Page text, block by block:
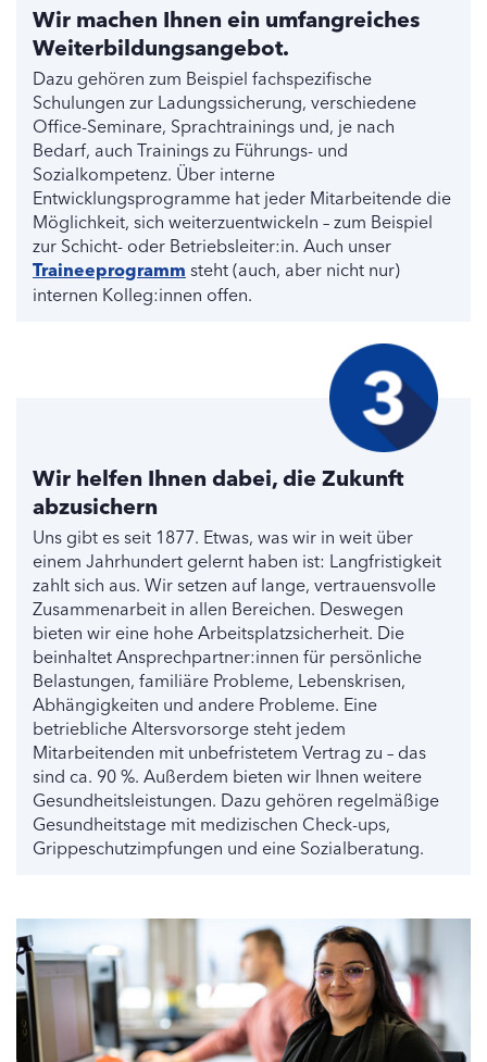
Wir machen Ihnen ein umfangreiches
Weiterbildungsangebot.
Dazu gehören zum Beispiel fachspezifische
Schulungen zur Ladungssicherung, verschiedene
Office-Seminare, Sprachtrainings und, je nach
Bedarf, auch Trainings zu Führungs- und
Sozialkompetenz. Über interne
Entwicklungsprogramme hat jeder Mitarbeitende die
Möglichkeit, sich weiterzuentwickeln – zum Beispiel
zur Schicht- oder Betriebsleiter:in. Auch unser
Traineeprogramm steht (auch, aber nicht nur)
internen Kolleg:innen offen.
Wir helfen Ihnen dabei, die Zukunft
abzusichern
Uns gibt es seit 1877. Etwas, was wir in weit über
einem Jahrhundert gelernt haben ist: Langfristigkeit
zahlt sich aus. Wir setzen auf lange, vertrauensvolle
Zusammenarbeit in allen Bereichen. Deswegen
bieten wir eine hohe Arbeitsplatzsicherheit. Die
beinhaltet Ansprechpartner:innen für persönliche
Belastungen, familiäre Probleme, Lebenskrisen,
Abhängigkeiten und andere Probleme. Eine
betriebliche Altersvorsorge steht jedem
Mitarbeitenden mit unbefristetem Vertrag zu – das
sind ca. 90 %. Außerdem bieten wir Ihnen weitere
Gesundheitsleistungen. Dazu gehören regelmäßige
Gesundheitstage mit medizischen Check-ups,
Grippeschutzimpfungen und eine Sozialberatung.